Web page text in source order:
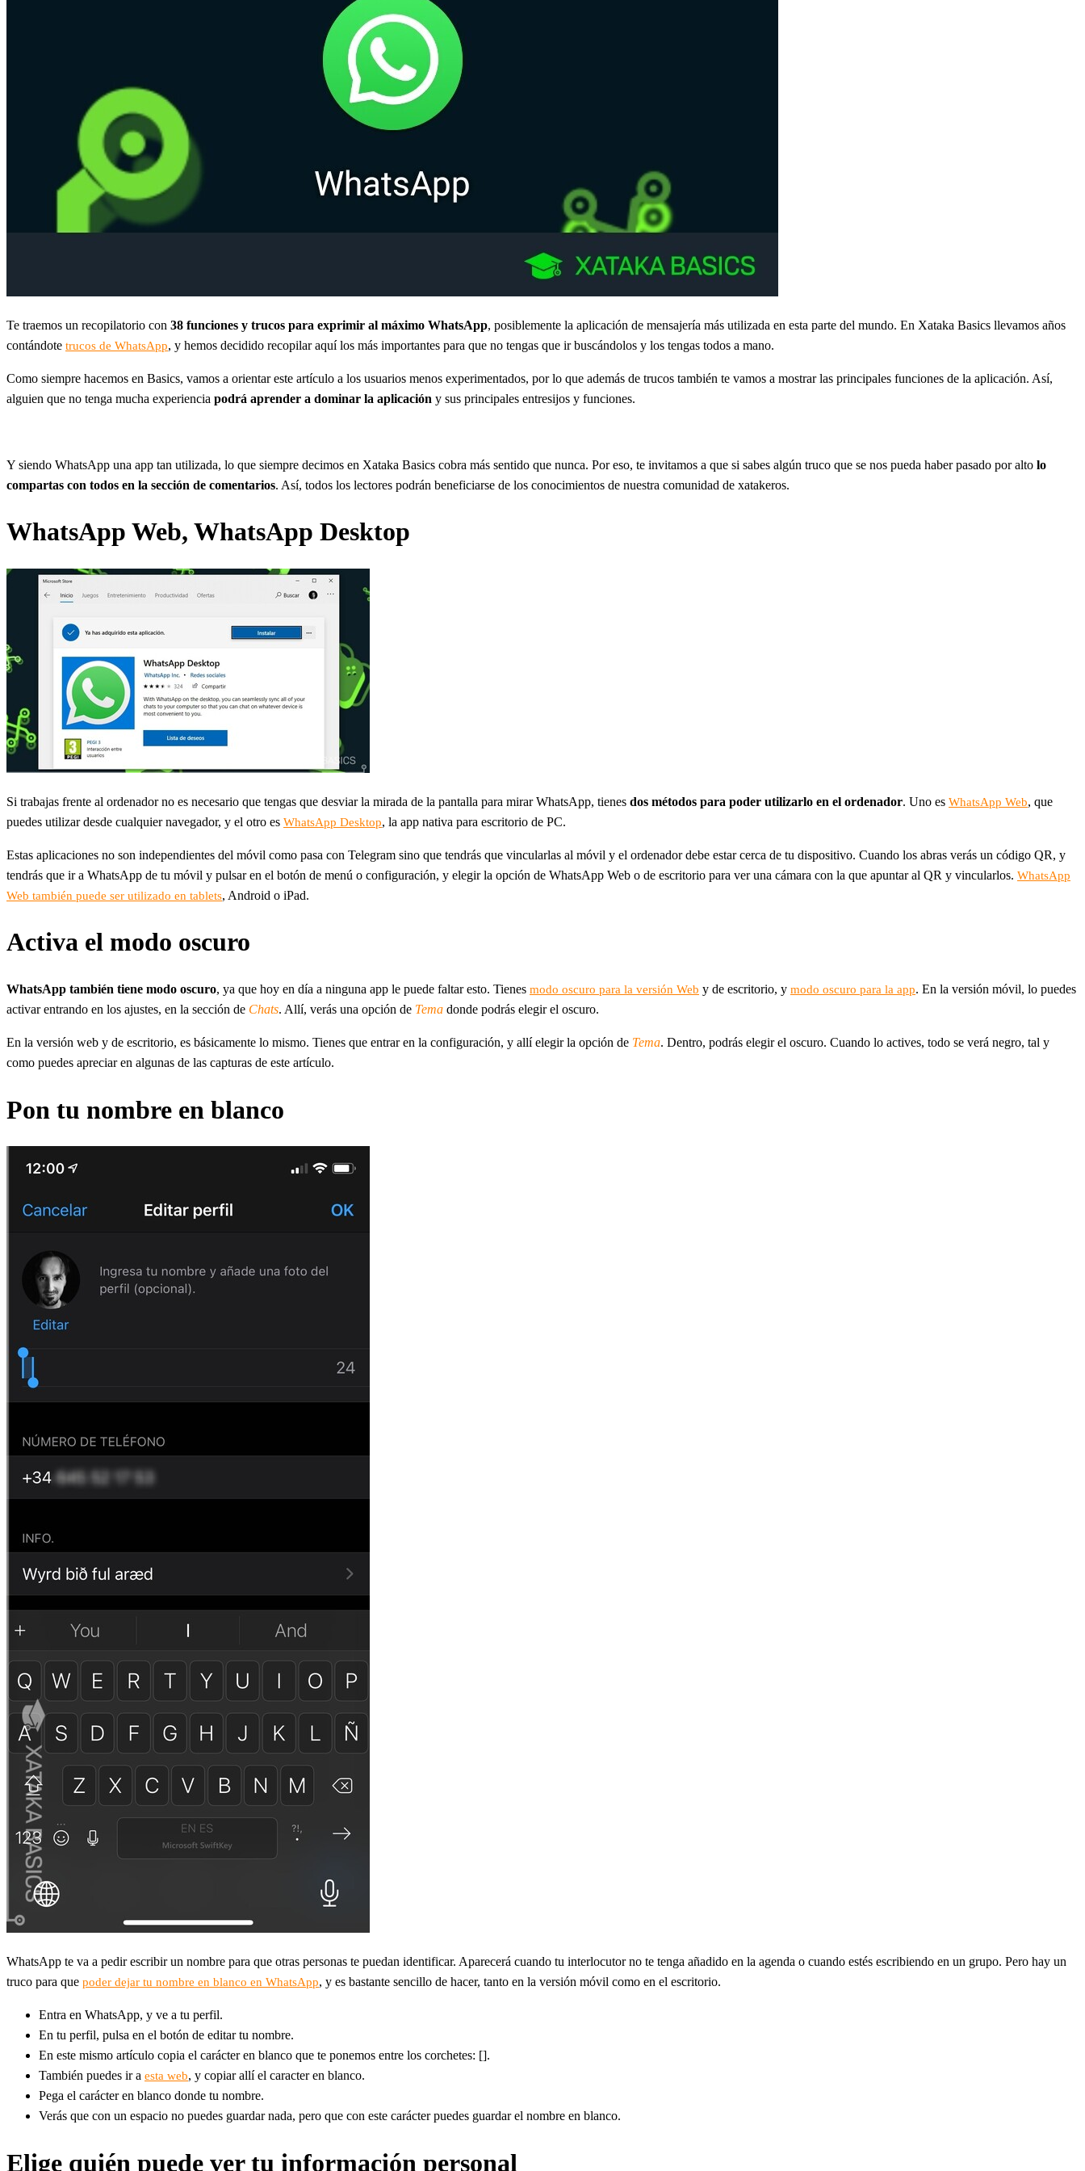
Te traemos un recopilatorio con 38 funciones y trucos para exprimir al máximo WhatsApp, posiblemente la aplicación de mensajería más utilizada en esta parte del mundo. En Xataka Basics llevamos años
contándote trucos de WhatsApp, y hemos decidido recopilar aquí los más importantes para que no tengas que ir buscándolos y los tengas todos a mano.
Como siempre hacemos en Basics, vamos a orientar este artículo a los usuarios menos experimentados, por lo que además de trucos también te vamos a mostrar las principales funciones de la aplicación. Así,
alguien que no tenga mucha experiencia podrá aprender a dominar la aplicación y sus principales entresijos y funciones.
Y siendo WhatsApp una app tan utilizada, lo que siempre decimos en Xataka Basics cobra más sentido que nunca. Por eso, te invitamos a que si sabes algún truco que se nos pueda haber pasado por alto lo
compartas con todos en la sección de comentarios. Así, todos los lectores podrán beneficiarse de los conocimientos de nuestra comunidad de xatakeros.
WhatsApp Web, WhatsApp Desktop
Si trabajas frente al ordenador no es necesario que tengas que desviar la mirada de la pantalla para mirar WhatsApp, tienes dos métodos para poder utilizarlo en el ordenador. Uno es WhatsApp Web, que
puedes utilizar desde cualquier navegador, y el otro es WhatsApp Desktop, la app nativa para escritorio de PC.
Estas aplicaciones no son independientes del móvil como pasa con Telegram sino que tendrás que vincularlas al móvil y el ordenador debe estar cerca de tu dispositivo. Cuando los abras verás un código QR, y
tendrás que ir a WhatsApp de tu móvil y pulsar en el botón de menú o configuración, y elegir la opción de WhatsApp Web o de escritorio para ver una cámara con la que apuntar al QR y vincularlos. WhatsApp
Web también puede ser utilizado en tablets, Android o iPad.
Activa el modo oscuro
WhatsApp también tiene modo oscuro, ya que hoy en día a ninguna app le puede faltar esto. Tienes modo oscuro para la versión Web y de escritorio, y modo oscuro para la app. En la versión móvil, lo puedes
activar entrando en los ajustes, en la sección de Chats. Allí, verás una opción de Tema donde podrás elegir el oscuro.
En la versión web y de escritorio, es básicamente lo mismo. Tienes que entrar en la configuración, y allí elegir la opción de Tema. Dentro, podrás elegir el oscuro. Cuando lo actives, todo se verá negro, tal y
como puedes apreciar en algunas de las capturas de este artículo.
Pon tu nombre en blanco
WhatsApp te va a pedir escribir un nombre para que otras personas te puedan identificar. Aparecerá cuando tu interlocutor no te tenga añadido en la agenda o cuando estés escribiendo en un grupo. Pero hay un
truco para que poder dejar tu nombre en blanco en WhatsApp, y es bastante sencillo de hacer, tanto en la versión móvil como en el escritorio.
Entra en WhatsApp, y ve a tu perfil.
En tu perfil, pulsa en el botón de editar tu nombre.
En este mismo artículo copia el carácter en blanco que te ponemos entre los corchetes: [ㅤ].
También puedes ir a esta web, y copiar allí el caracter en blanco.
Pega el carácter en blanco donde tu nombre.
Verás que con un espacio no puedes guardar nada, pero que con este carácter puedes guardar el nombre en blanco.
Elige quién puede ver tu información personal